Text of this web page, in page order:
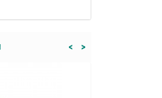
< >